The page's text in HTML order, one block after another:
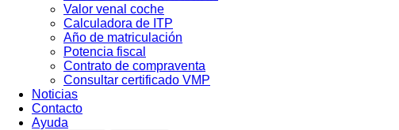
Valor venal coche
Calculadora de ITP
Año de matriculación
Potencia fiscal
Contrato de compraventa
Consultar certificado VMP
Noticias
Contacto
Ayuda